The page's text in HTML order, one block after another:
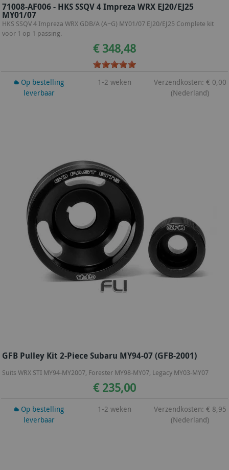
71008-AF006 - HKS SSQV 4 Impreza WRX EJ20/EJ25
MY01/07
HKS SSQV 4 Impreza WRX GDB/A (A~G) MY01/07 EJ20/EJ25 Complete kit
voor 1 op 1 passing.
€ 348,48
Op bestelling
leverbaar
1-2 weken
Verzendkosten: € 0,00
(Nederland)
GFB Pulley Kit 2-Piece Subaru MY94-07 (GFB-2001)
Suits WRX STI MY94-MY2007, Forester MY98-MY07, Legacy MY03-MY07
€ 235,00
Op bestelling
leverbaar
1-2 weken
Verzendkosten: € 8,95
(Nederland)